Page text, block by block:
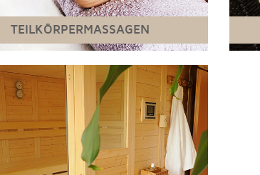
TEILKÖRPERMASSAGEN